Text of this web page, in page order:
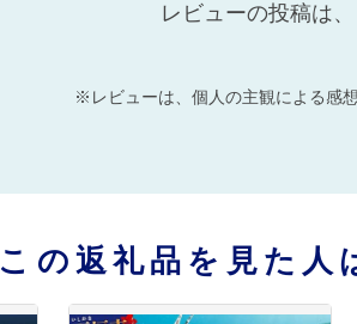
レビューの投稿は
※レビューは、個人の主観による感
この返礼品を見た人